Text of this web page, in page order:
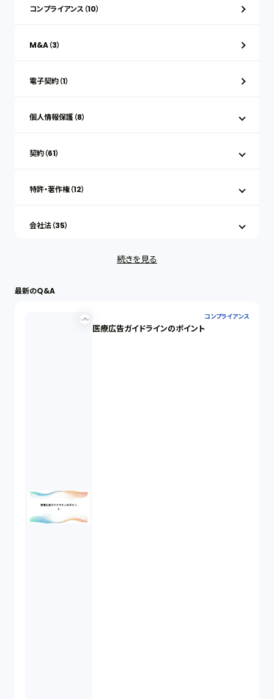
コンプライアンス（10）
M&A（3）
電子契約（1）
個人情報保護（8）
契約（61）
特許・著作権（12）
会社法（35）
労働問題（33）
続きを見る
最新のQ&A
コンプライアンス
医療広告ガイドラインのポイント